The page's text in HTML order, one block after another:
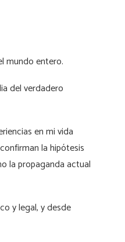
mundo entero.
del verdadero
en mi vida
la hipótesis
la propaganda actual
y legal, y desde